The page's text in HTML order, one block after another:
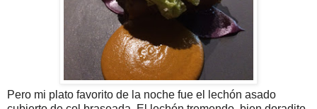
Pero mi plato favorito de la noche fue el lechón asado